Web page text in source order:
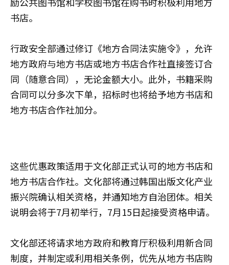
书店。
行政安全部通过修订《地方合同法实施令》，允许
地方政府与地方书店或地方书店合作社直接签订合
同（随意合同），无论金额大小。此外，书籍采购
合同可以分多次下单，招标时也将给予地方书店和
地方书店合作社加分。
这些优惠政策适用于文化部正式认可的地方书店和
地方书店合作社。文化部将通过韩国出版文化产业
振兴院确认相关资格，并通知地方自治团体。相关
说明会将于7月初举行，7月15日起接受资格申请。
文化部还将请求地方政府和教育厅积极利用新合同
制度，并制定或利用相关条例，优先从地方书店购